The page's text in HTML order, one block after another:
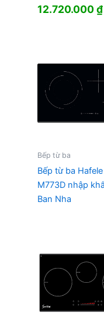
12.720.000₫
Bếp từ ba
Bếp từ ba
M773D nhập
Ban Nha